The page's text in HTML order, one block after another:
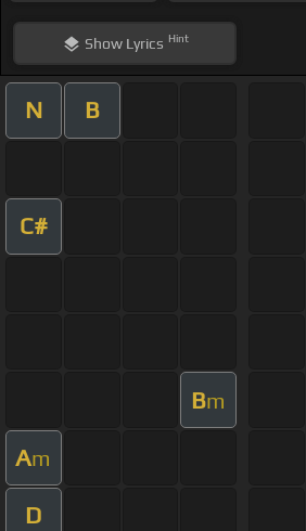
ShowLyrics Hint
N B
C#
Bm
Am
D